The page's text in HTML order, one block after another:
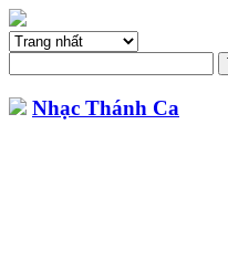
Nhạc Thánh Ca